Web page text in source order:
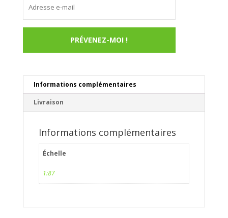
Informations complémentaires
Livraison
Informations complémentaires
Échelle
1:87